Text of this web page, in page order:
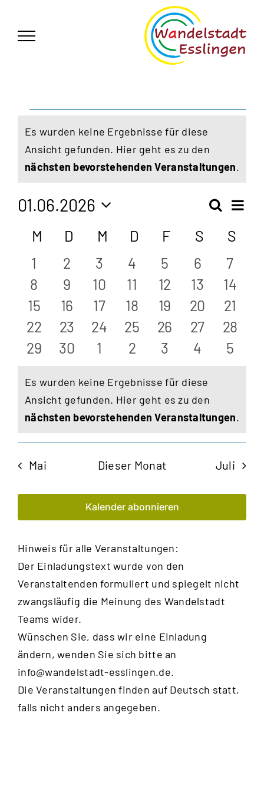
springen
Veranstaltungen
Hinweis
Es wurden keine Ergebnisse für diese
Ansicht gefunden. Hier geht es zu den
nächsten bevorstehenden Veranstaltungen.
und
SucheMonat
01.06.2026
wählen.
Kalender
von
Veranstaltungen
M Montag
D Dienstag
M Mittwoch
D Donnerstag
F Freitag
S Samstag
S
0
Veranstaltungen
1
0
Veranstaltungen
2
0
Veranstaltungen
3
0
Veranstaltungen
4
0
Veranstaltungen
5
0
6
0
7
0
Veranstaltungen
8
0
Veranstaltungen
9
0
Veranstaltungen
10
0
Veranstaltungen
11
0
Veranstaltungen
12
0
13
0
14
0
Veranstaltungen
15
0
Veranstaltungen
16
0
Veranstaltungen
17
0
Veranstaltungen
18
0
Veranstaltungen
19
0
20
0
21
0
Veranstaltungen
22
0
Veranstaltungen
23
0
Veranstaltungen
24
0
Veranstaltungen
25
0
Veranstaltungen
26
0
27
0
28
0
29
0
30
0
1
0
2
0
3
0
4
0
5
Hinweis
Es wurden keine Ergebnisse für diese
Ansicht gefunden. Hier geht es zu den
nächsten bevorstehenden Veranstaltungen.
Mai Dieser Monat Juli
Kalender abonnieren
Hinweis für alle Veranstaltungen:
Der Einladungstext wurde von den
Veranstaltenden formuliert und spiegelt nicht
zwangsläufig die Meinung des Wandelstadt
Teams wider.
Wünschen Sie, dass wir eine Einladung
ändern, wenden Sie sich bitte an
info@wandelstadt-esslingen.de.
Die Veranstaltungen finden auf Deutsch statt,
falls nicht anders angegeben.